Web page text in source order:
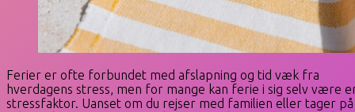
Ferier er ofte forbundet med afslapning og tid væk fra
hverdagens stress, men for mange kan ferie i sig selv være
stressfaktor. Uanset om du rejser med familien eller tager på